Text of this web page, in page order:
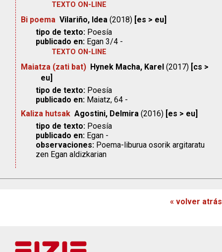
TEXTO ON-LINE
Bi poema Vilariño, Idea (2018) [es > eu]
tipo de texto: Poesía
publicado en: Egan 3/4 -
TEXTO ON-LINE
Maiatza (zati bat) Hynek Macha, Karel (2017) [cs >
eu]
tipo de texto: Poesía
publicado en: Maiatz, 64 -
Kaliza hutsak Agostini, Delmira (2016) [es > eu]
tipo de texto: Poesía
publicado en: Egan -
observaciones: Poema-liburua osorik argitaratu
zen Egan aldizkarian
« volver atrás